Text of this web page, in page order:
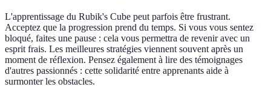
L'apprentissage du Rubik's Cube peut parfois être frustrant.
Acceptez que la progression prend du temps. Si vous vous sentez
bloqué, faites une pause : cela vous permettra de revenir avec un
esprit frais. Les meilleures stratégies viennent souvent après un
moment de réflexion. Pensez également à lire des témoignages
d'autres passionnés : cette solidarité entre apprenants aide à
surmonter les obstacles.